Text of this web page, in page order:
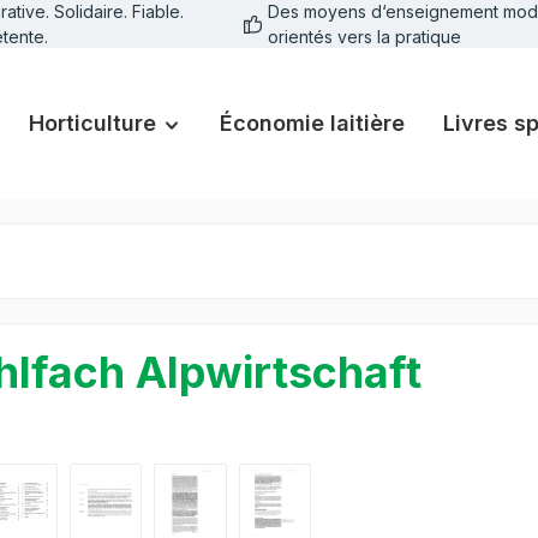
Solidaire. Fiable.
Des moyens d‘enseignement
orientés vers la pratique
Horticulture Économie laitière Livres
Alpwirtschaft
d'images